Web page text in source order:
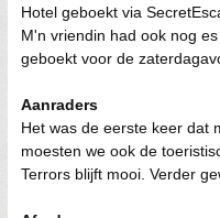
Hotel geboekt via
M'n vriendin had ook nog
geboekt voor de
Aanraders
Het was de eerste keer dat
moesten we ook de
Terrors blijft mooi. Verder